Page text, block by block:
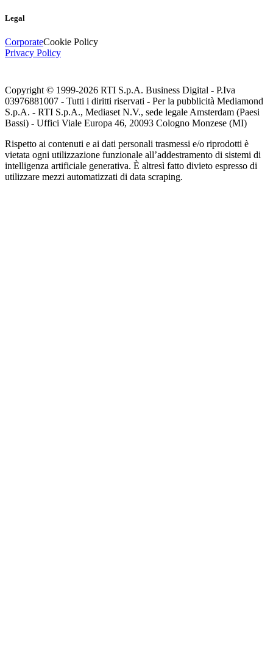
Legal
CorporateCookie Policy
Privacy Policy
Copyright © 1999-2026 RTI S.p.A. Business Digital - P.Iva
03976881007 - Tutti i diritti riservati - Per la pubblicità Mediamond
S.p.A. - RTI S.p.A., Mediaset N.V., sede legale Amsterdam (Paesi
Bassi) - Uffici Viale Europa 46, 20093 Cologno Monzese (MI)
Rispetto ai contenuti e ai dati personali trasmessi e/o riprodotti è
vietata ogni utilizzazione funzionale all’addestramento di sistemi di
intelligenza artificiale generativa. È altresì fatto divieto espresso di
utilizzare mezzi automatizzati di data scraping.